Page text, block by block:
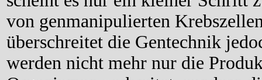
von genmanipulierten
überschreitet die Gentechnik
werden nicht mehr nur die